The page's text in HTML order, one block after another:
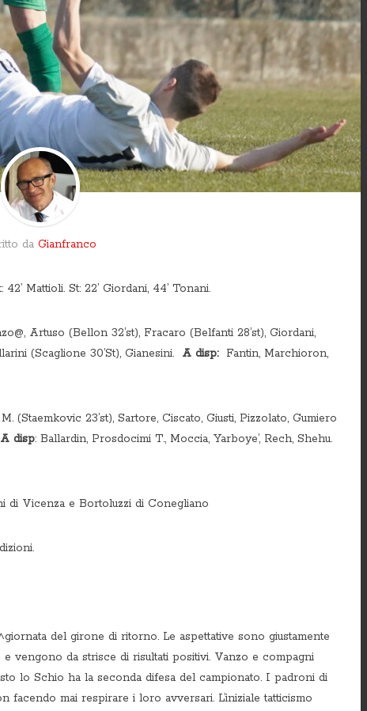
da Gianfranco
St: 22’ Giordani, 44’ Tonani.
Artuso (Bellon 32’st), Fracaro (Belfanti 28’st), Giordani,
(Scaglione 30’St), Gianesini. A disp:Fantin, Marchioron,
(Staemkovic 23’st), Sartore, Ciscato, Giusti, Pizzolato, Gumiero
A disp: Ballardin, Prosdocimi T., Moccia, Yarboye’, Rech, Shehu.
di Vicenza e Bortoluzzi di Conegliano
del girone di ritorno. Le aspettative sono giustamente
vengono da strisce di risultati positivi. Vanzo e compagni
lo Schio ha la seconda difesa del campionato. I padroni di
mai respirare i loro avversari. L’iniziale tatticismo